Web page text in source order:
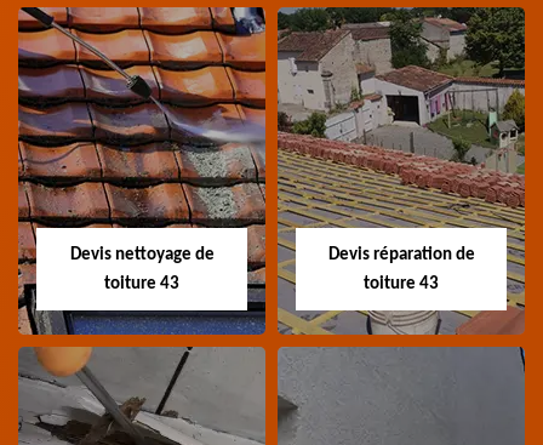
Recherche de fuite
toiture 43
Entreprise recherche
fuite de toiture 43
Devis toiture 43
Devis toiture 43 Haute-
Loire
Devis nettoyage de
toiture 43
Devis réparation de
toiture 43